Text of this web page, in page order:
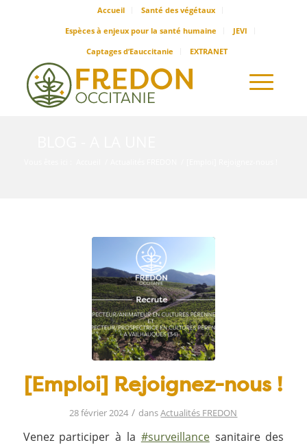
Accueil
Santé des végétaux
Espèces à enjeux pour la santé humaine
JEVI
Captages d’Eauccitanie
EXTRANET
[Emploi] Rejoignez-nous !
28 février 2024 / dansActualités FREDON
Venez participer à la #surveillancesanitaire des